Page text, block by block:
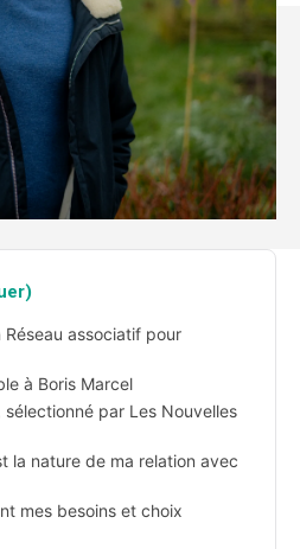
Réseau associatif pour
à Boris Marcel
sélectionné par Les Nouvelles
la nature de ma relation avec
mes besoins et choix